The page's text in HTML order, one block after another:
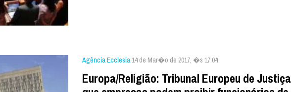
Agência Ecclesia 14 de Mar�o de 2017, �s 17:04
Europa/Religião: Tribunal Europeu de